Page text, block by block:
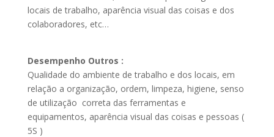
locais de trabalho, aparência visual das coisas e dos
colaboradores, etc…
Desempenho Outros :
Qualidade do ambiente de trabalho e dos locais, em
relação a organização, ordem, limpeza, higiene, senso
de utilização correta das ferramentas e
equipamentos, aparência visual das coisas e pessoas (
5S )